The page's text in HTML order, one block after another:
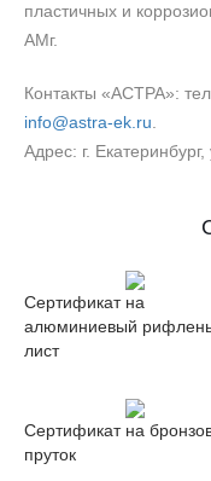
пластичных и
АМг.
Контакты «АСТРА»: тел.
info@astra-ek.ru
Адрес: г.
Сертификат на
алюминиевый
лист
Сертификат на
пруток